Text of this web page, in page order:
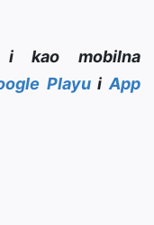
i kao mobilna
PlayuiApp